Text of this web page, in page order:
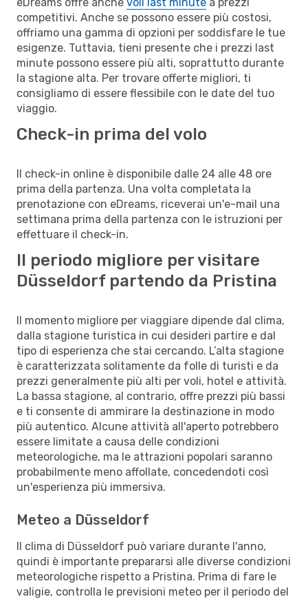
competitivi. Anche se possono essere più costosi,
offriamo una gamma di opzioni per soddisfare le tue
esigenze. Tuttavia, tieni presente che i prezzi last
minute possono essere più alti, soprattutto durante
la stagione alta. Per trovare offerte migliori, ti
consigliamo di essere flessibile con le date del tuo
viaggio.
Check-in prima del volo
Il check-in online è disponibile dalle 24 alle 48 ore
prima della partenza. Una volta completata la
prenotazione con eDreams, riceverai un'e-mail una
settimana prima della partenza con le istruzioni per
effettuare il check-in.
Il periodo migliore per visitare
Düsseldorf partendo da Pristina
Il momento migliore per viaggiare dipende dal clima,
dalla stagione turistica in cui desideri partire e dal
tipo di esperienza che stai cercando. L’alta stagione
è caratterizzata solitamente da folle di turisti e da
prezzi generalmente più alti per voli, hotel e attività.
La bassa stagione, al contrario, offre prezzi più bassi
e ti consente di ammirare la destinazione in modo
più autentico. Alcune attività all'aperto potrebbero
essere limitate a causa delle condizioni
meteorologiche, ma le attrazioni popolari saranno
probabilmente meno affollate, concedendoti così
un'esperienza più immersiva.
Meteo a Düsseldorf
Il clima di Düsseldorf può variare durante l'anno,
quindi è importante prepararsi alle diverse condizioni
meteorologiche rispetto a Pristina. Prima di fare le
valigie, controlla le previsioni meteo per il periodo del